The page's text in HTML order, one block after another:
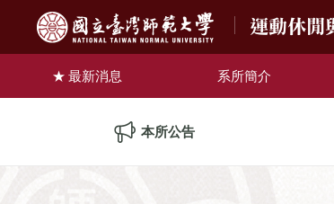
運動休閒
最新消息 系所簡介
本所公告